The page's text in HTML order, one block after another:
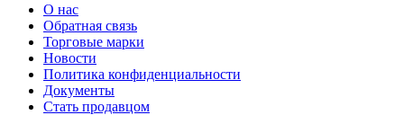
О нас
Обратная связь
Торговые марки
Новости
Политика конфиденциальности
Документы
Стать продавцом